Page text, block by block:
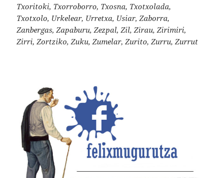
Txoritoki, Txorroborro, Txosna, Txotxolada,
Txotxolo, Urkelear, Urretxa, Usiar, Zaborra,
Zanbergas, Zapaburu, Zezpal, Zil, Zirau, Zirimiri,
Zirri, Zortziko, Zuku, Zumelar, Zurito, Zurru, Zurrut